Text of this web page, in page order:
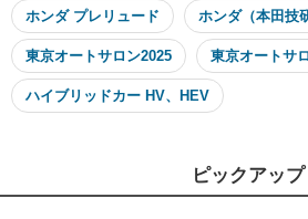
ホンダ プレリュード ホンダ（本田技
東京オートサロン2025 東京オートサ
ハイブリッドカー HV、HEV
ピックアップ